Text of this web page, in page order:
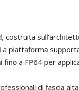
costruita
piattaforma
a FP64 per
di fascia